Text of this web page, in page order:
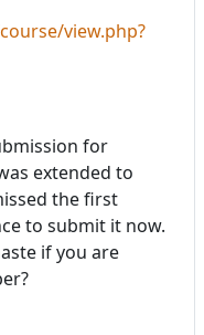
view.php?
for
extended to
the first
to submit it now.
if you are